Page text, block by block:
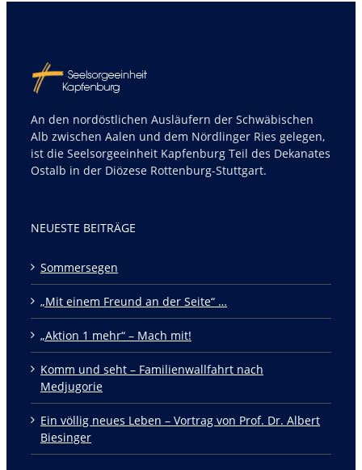
An den nordöstlichen Ausläufern der Schwäbischen
Alb zwischen Aalen und dem Nördlinger Ries gelegen,
ist die Seelsorgeeinheit Kapfenburg Teil des Dekanates
Ostalb in der Diözese Rottenburg-Stuttgart.
NEUESTE BEITRÄGE
Sommersegen
„Mit einem Freund an der Seite“ …
„Aktion 1 mehr“ – Mach mit!
Komm und seht – Familienwallfahrt nach
Medjugorie
Ein völlig neues Leben – Vortrag von Prof. Dr. Albert
Biesinger